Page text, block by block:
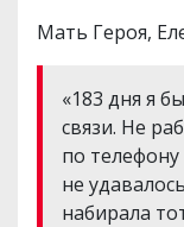
Мать Героя,
«183 дня я
связи. Не
по
не
набирала